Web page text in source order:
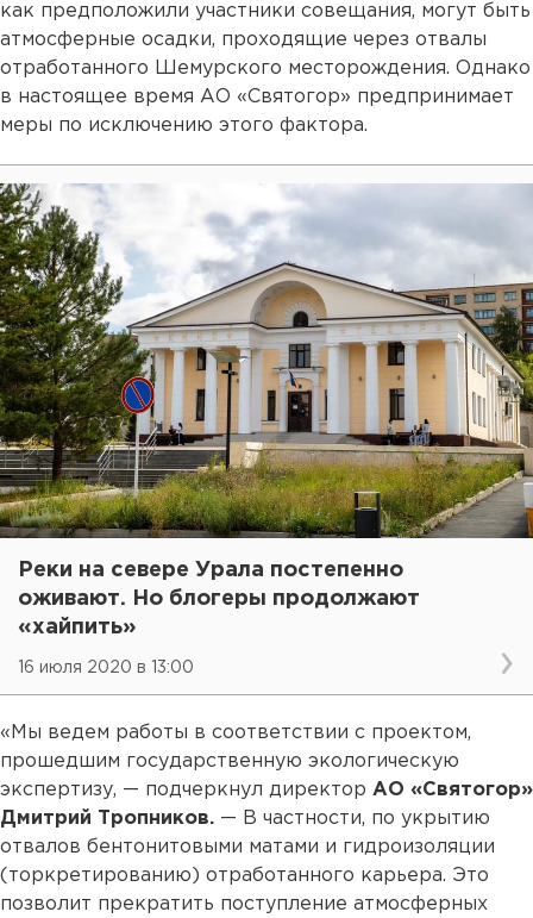
как предположили участники совещания, могут быть
атмосферные осадки, проходящие через отвалы
отработанного Шемурского месторождения. Однако
в настоящее время АО «Святогор» предпринимает
меры по исключению этого фактора.
Реки на севере Урала постепенно
оживают. Но блогеры продолжают
«хайпить»
16 июля 2020 в 13:00
«Мы ведем работы в соответствии с проектом,
прошедшим государственную экологическую
экспертизу, — подчеркнул директор АО «Святогор»
Дмитрий Тропников. — В частности, по укрытию
отвалов бентонитовыми матами и гидроизоляции
(торкретированию) отработанного карьера. Это
позволит прекратить поступление атмосферных